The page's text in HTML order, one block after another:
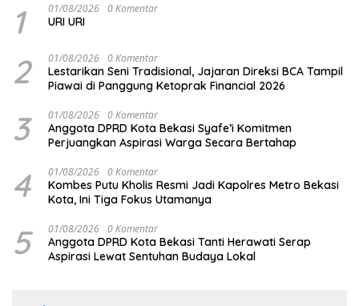
1 01/08/2026 0 Komentar
URI URI
2 01/08/2026 0 Komentar
Lestarikan Seni Tradisional, Jajaran Direksi BCA Tampil
Piawai di Panggung Ketoprak Financial 2026
3 01/08/2026 0 Komentar
Anggota DPRD Kota Bekasi Syafe’i Komitmen
Perjuangkan Aspirasi Warga Secara Bertahap
4 01/08/2026 0 Komentar
Kombes Putu Kholis Resmi Jadi Kapolres Metro Bekasi
Kota, Ini Tiga Fokus Utamanya
5 01/08/2026 0 Komentar
Anggota DPRD Kota Bekasi Tanti Herawati Serap
Aspirasi Lewat Sentuhan Budaya Lokal